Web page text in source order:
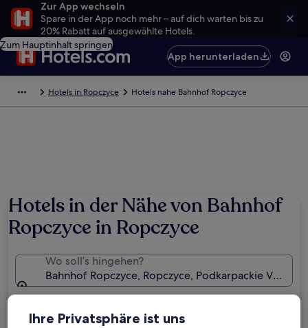
Zur App wechseln
Spare in der App noch mehr – auf dich warten bis zu
20% Rabatt auf ausgewählte Hotels.
Zum Hauptinhalt springen
App herunterladen
Hotels in Ropczyce Hotels nahe Bahnhof Ropczyce
Hotels in der Nähe von Bahnhof
Ropczyce in Ropczyce
Wo soll’s hingehen?
Bahnhof Ropczyce, Ropczyce, Podkarpackie
Fr., 21. Aug. - Sa., 22. Aug.
Ihre Privatsphäre ist uns